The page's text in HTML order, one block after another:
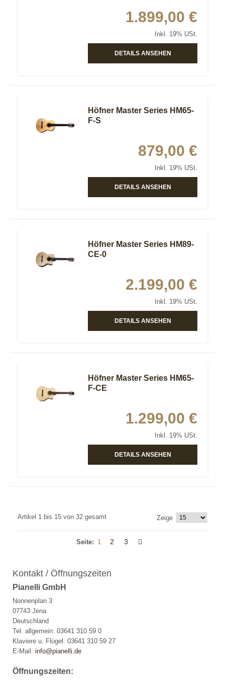
1.899,00 €
Inkl. 19% USt.
DETAILS ANSEHEN
Höfner Master Series HM65-
F-S
879,00 €
Inkl. 19% USt.
DETAILS ANSEHEN
Höfner Master Series HM89-
CE-0
2.199,00 €
Inkl. 19% USt.
DETAILS ANSEHEN
Höfner Master Series HM65-
F-CE
1.299,00 €
Inkl. 19% USt.
DETAILS ANSEHEN
Artikel 1 bis 15 von 32 gesamt Zeige
Seite: 1 2 3
Kontakt / Öffnungszeiten
Pianelli GmbH
Nonnenplan 3
07743 Jena
Deutschland
Tel. allgemein: 03641 310 59 0
Klaviere u. Flügel: 03641 310 59 27
E-Mail: info@pianelli.de
Öffnungszeiten: